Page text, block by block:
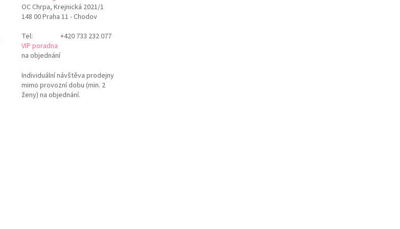
OC Chrpa, Krejnická 2021/1
148 00 Praha 11 - Chodov
Tel:
+420 733 232 077
VIP poradna
na objednání
Individuální návštěva prodejny
mimo provozní dobu (min. 2
ženy) na objednání.